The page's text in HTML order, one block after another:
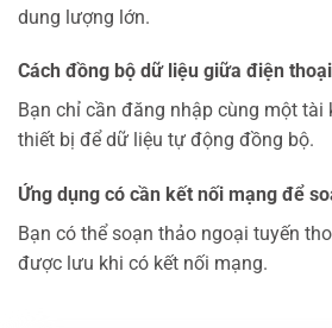
dung lượng lớn.
Cách đồng bộ dữ liệu giữa điện
Bạn chỉ cần đăng nhập cùng một tài
thiết bị để dữ liệu tự động đồng bộ.
Ứng dụng có cần kết nối mạng để
Bạn có thể soạn thảo ngoại tuyến
được lưu khi có kết nối mạng.